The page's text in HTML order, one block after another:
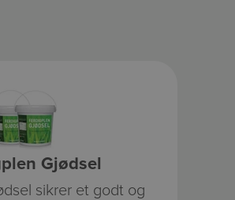
Gjødsel
sikrer et godt og